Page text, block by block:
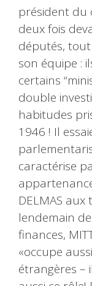
président du
deux fois
députés, tout
son équipe :
certains
double
habitudes
1946 ! Il
caractérise
DELMAS
lendemain
finances,
«occupe
étrangères –